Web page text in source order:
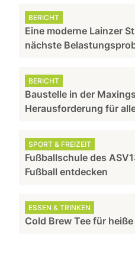
BERICHT
Eine moderne Lainzer
nächste
BERICHT
Baustelle in der
Herausforderung für
SPORT & FREIZEIT
Fußballschule des
Fußball entdecken
ESSEN & TRINKEN
Cold Brew Tee für